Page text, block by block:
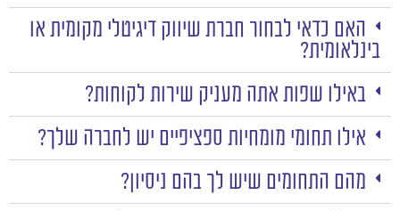
האם כדאי לבחור חברת שיווק דיגיטלי מקומית או
בינלאומית?
באילו שפות אתה מעניק שירות לקוחות?
אילו תחומי מומחיות ספציפיים יש לחברה שלך?
מהם התחומים שיש לך בהם ניסיון?